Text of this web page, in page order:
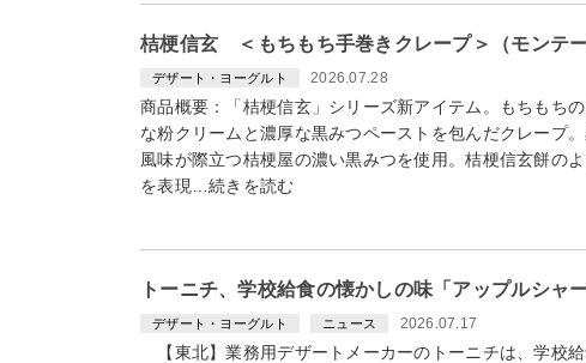
桔梗信玄 ＜もちもち手巻きクレープ＞（モンテ
デザート・ヨーグルト 2026.07.28
商品概要：「桔梗信玄」シリーズ新アイテム。もちもち
な粉クリームと濃厚な黒みつペーストを包んだクレープ
風味が際立つ桔梗屋の濃い黒みつを使用。桔梗信玄餅の
を表現…続きを読む
トーニチ、学校給食の懐かしの味「アップルシ
デザート・ヨーグルト ニュース 2026.07.17
【東北】業務用デザートメーカーのトーニチは、学校